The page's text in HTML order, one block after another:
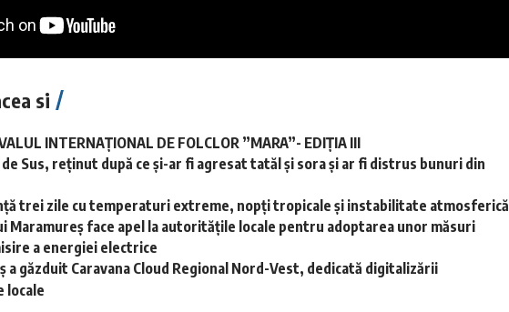
si
INTERNAȚIONAL DE FOLCLOR ”MARA”- EDIȚIA III
de Sus, reținut după ce și-ar fi agresat tatăl și sora și ar fi distrus bunuri din
trei zile cu temperaturi extreme, nopţi tropicale şi instabilitate atmosferică
Maramureș face apel la autoritățile locale pentru adoptarea unor măsuri
a energiei electrice
a găzduit Caravana Cloud Regional Nord-Vest, dedicată digitalizării
locale